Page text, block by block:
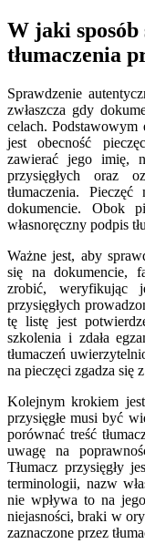
W jaki sposób
tłumaczenia
Sprawdzenie
zwłaszcza gdy
celach. Podstawowym
jest obecność
zawierać jego imię,
przysięgłych oraz
tłumaczenia.
dokumencie. Obok
własnoręczny podpis
Ważne jest, aby
się na dokumencie,
zrobić, weryfikując
przysięgłych
tę listę jest
szkolenia i zdała
tłumaczeń
na pieczęci zgadza się
Kolejnym krokiem jest
przysięgłe musi być
porównać treść
uwagę na
Tłumacz przysięgły
terminologii, nazw
nie wpływa to na
niejasności, braki w
zaznaczone przez